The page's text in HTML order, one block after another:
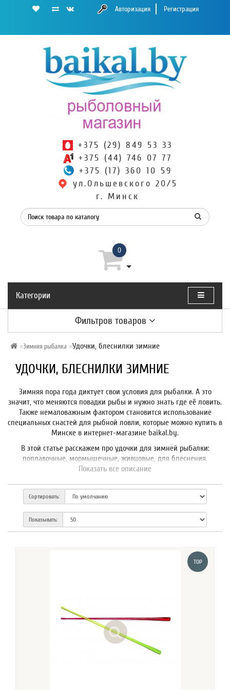
Авторизация Регистрация
+375 (29) 849 53 33
+375 (44) 746 07 77
+375 (17) 360 10 59
ул.Ольшевского 20/5
г. Минск
0
Категории
Фильтров товаров
Зимняя рыбалка Удочки, блеснилки зимние
УДОЧКИ, БЛЕСНИЛКИ ЗИМНИЕ
Зимняя пора года диктует свои условия для рыбалки. А это
значит, что меняются повадки рыбы и нужно знать где её ловить.
Также немаловажным фактором становится использование
специальных снастей для рыбной ловли, которые можно купить в
Минске в интернет-магазине baikal.by.
В этой статье расскажем про удочки для зимней рыбалки:
поплавочные, мормышечные, живцовые, для блеснения.
– лёгкая, предусматривает наличие ножек, имеет
гибкий хлыстик. Изменение положения поплавка служит
сигналом того, что произошла поклёвка.
Мормышечная удочканаиболее распространена у любителей
зимней рыбалки. Конструкция такой удочки позволяет ловить
любую рыбу в стоячей воде и течении. Для удачной рыбалки
подразделяются на жерлицы и живцовки.
Рыбалка на живца с использованием первого типа, который
Удочки для блеснения
удильника с рукояткой, катушки, хлыстика и кивка
использовании тяжёлой приманки нужны снасти на основе
специальных удильников и массивных катушек.
Показать все описание
Сортировать:
Показывать:
TOP